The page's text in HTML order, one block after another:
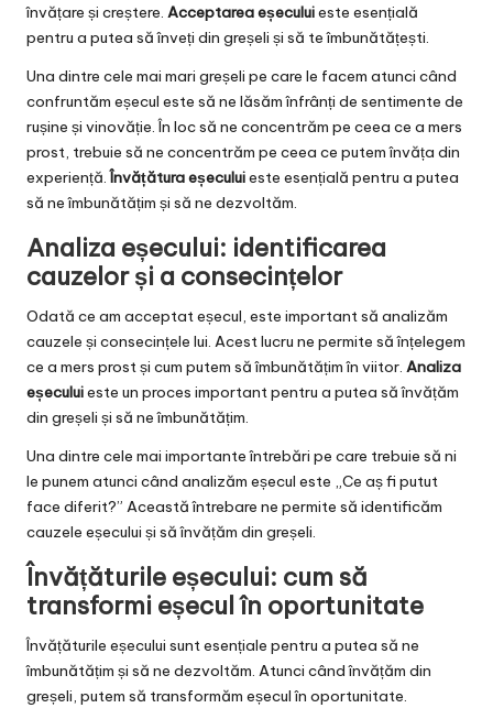
învățare și creștere. Acceptarea eșeculuieste esențială
pentru a putea să înveți din greșeli și să te îmbunătățești.
Una dintre cele mai mari greșeli pe care le facem atunci când
confruntăm eșecul este să ne lăsăm înfrânți de sentimente de
rușine și vinovăție. În loc să ne concentrăm pe ceea ce a mers
prost, trebuie să ne concentrăm pe ceea ce putem învăța din
experiență.Învățătura eșeculuieste esențială pentru a putea
să ne îmbunătățim și să ne dezvoltăm.
Analiza eșecului: identificarea
cauzelor și a consecințelor
Odată ce am acceptat eșecul, este important să analizăm
cauzele și consecințele lui. Acest lucru ne permite să înțelegem
ce a mers prost și cum putem să îmbunătățim în viitor. Analiza
eșeculuieste un proces important pentru a putea să învățăm
din greșeli și să ne îmbunătățim.
Una dintre cele mai importante întrebări pe care trebuie să ni
le punem atunci când analizăm eșecul este „Ce aș fi putut
face diferit?” Această întrebare ne permite să identificăm
cauzele eșecului și să învățăm din greșeli.
Învățăturile eșecului: cum să
transformi eșecul în oportunitate
Învățăturile eșecului sunt esențiale pentru a putea să ne
îmbunătățim și să ne dezvoltăm. Atunci când învățăm din
greșeli, putem să transformăm eșecul în oportunitate.